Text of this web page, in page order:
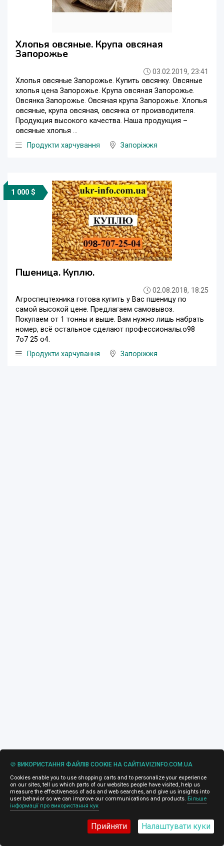
Хлопья овсяные. Крупа овсяная
Запорожье
03.02.2019, 23:41
Хлопья овсяные Запорожье. Купить овсянку. Овсяные
хлопья цена Запорожье. Крупа овсяная Запорожье.
Овсянка Запорожье. Овсяная крупа Запорожье. Хлопья
овсяные, крупа овсяная, овсянка от производителя.
Продукция высокого качества. Наша продукция –
овсяные хлопья ...
Продукти харчування
Запоріжжя
1 000 $
Пшеница. Куплю.
02.08.2018, 18:25
Агроспецтехника готова купить у Вас пшеницу по
самой высокой цене. Предлагаем самовывоз.
Покупаем от 1 тонны и выше. Вам нужно лишь набрать
номер, всё остальное сделают профессионалы.о98
7о7 25 о4.
Продукти харчування
Запоріжжя
🍪 ВИКОРИСТАННЯ ФАЙЛІВ COOKIE НА САЙТІAVIZINFO.COM.UA
Cookies enable you to use shopping carts and to personalize your experience
on our sites, tell us which parts of our websites people have visited, help us
measure the effectiveness of ads and web searches, and give us insights into
user behavior so we can improve our communications and products. Більше
інформації про використання кук
Прийняти Налаштувати куки